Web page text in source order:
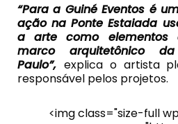
“Para a Guiné Eventos é
ação naPonte Estaiada
a arte como elementos
marcoarquitetônico
Paulo”, explica o artista
responsável pelos projetos.
<img class="size-full